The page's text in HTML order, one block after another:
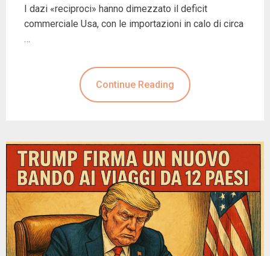
I dazi «reciproci» hanno dimezzato il deficit
commerciale Usa, con le importazioni in calo di circa
…
Continue Reading